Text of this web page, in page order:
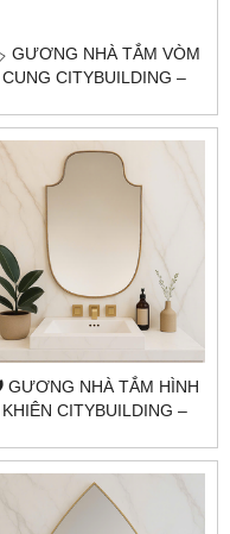
NHÀ TẮM VÒM
CUNG CITYBUILDING –
TRỌNG
GƯƠNG NHÀ TẮM HÌNH
KHIÊN CITYBUILDING –